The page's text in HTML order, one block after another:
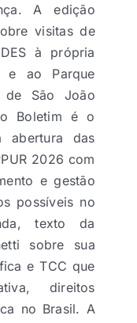
A edição
visitas de
à própria
e ao Parque
de São João
Boletim é o
abertura das
2026 com
e gestão
possíveis no
texto da
sobre sua
e TCC que
direitos
no Brasil. A